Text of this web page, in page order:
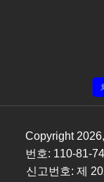
Copyright 2026
번호: 110-81-
신고번호: 제